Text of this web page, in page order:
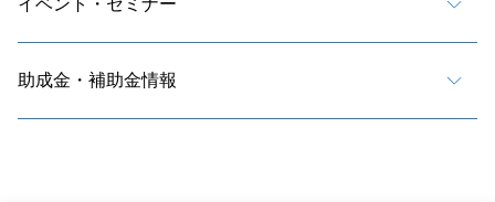
イベント・セミナー
助成金・補助金情報